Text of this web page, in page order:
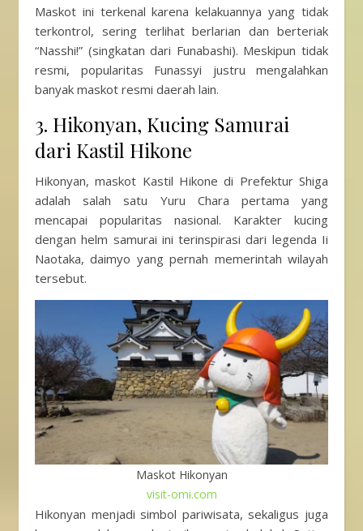
Maskot ini terkenal karena kelakuannya yang tidak
terkontrol, sering terlihat berlarian dan berteriak
“Nasshi!” (singkatan dari Funabashi). Meskipun tidak
resmi, popularitas Funassyi justru mengalahkan
banyak maskot resmi daerah lain.
3. Hikonyan, Kucing Samurai
dari Kastil Hikone
Hikonyan, maskot Kastil Hikone di Prefektur Shiga
adalah salah satu Yuru Chara pertama yang
mencapai popularitas nasional. Karakter kucing
dengan helm samurai ini terinspirasi dari legenda Ii
Naotaka, daimyo yang pernah memerintah wilayah
tersebut.
Maskot Hikonyan
visit-omi.com
Hikonyan menjadi simbol pariwisata, sekaligus juga